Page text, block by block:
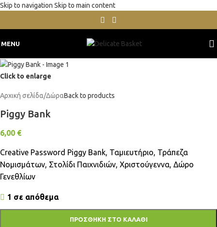
Skip to navigation Skip to main content
MENU
Click to enlarge
Αρχική σελίδα/ΔώραBack to products
Piggy Bank
6,00 €
Creative Password Piggy Bank, Ταμιευτήριο, Τράπεζα
Νομισμάτων, Στολίδι Παιχνιδιών, Χριστούγεννα, Δώρο
Γενεθλίων
1 σε απόθεμα
ΠΡΟΣΘΉΚΗ ΣΤΟ ΚΑΛΆΘΙ